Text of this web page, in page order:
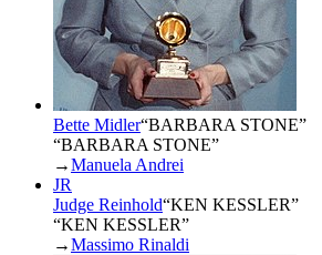
Bette Midler“BARBARA STONE”
“BARBARA STONE”
→Manuela Andrei
JR
Judge Reinhold“KEN KESSLER”
“KEN KESSLER”
→Massimo Rinaldi